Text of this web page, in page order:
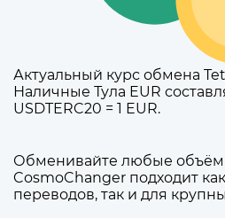
Актуальный курс обмена
Наличные Тула EUR
USDTERC20 = 1 EUR.
Обменивайте любые
CosmoChanger подходит
переводов, так и для